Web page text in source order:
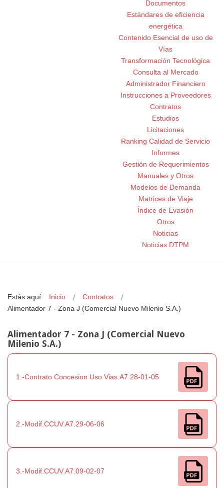
Documentos
Estándares de eficiencia
energética
Contenido Esencial de uso de
Vías
Transformación Tecnológica
Consulta al Mercado
Administrador Financiero
Instrucciones a Proveedores
Contratos
Estudios
Licitaciones
Ranking Calidad de Servicio
Informes
Gestión de Requerimientos
Manuales y Otros
Modelos de Demanda
Matrices de Viaje
Índice de Evasión
Otros
Noticias
Noticias DTPM
Estás aquí: Inicio
Contratos
Alimentador 7 - Zona J (Comercial Nuevo Milenio S.A.)
Alimentador 7 - Zona J (Comercial Nuevo
Milenio S.A.)
1.-Contrato Concesion Uso Vias.A7.28-01-05
2.-Modif.CCUV.A7.29-06-06
3.-Modif.CCUV.A7.09-02-07